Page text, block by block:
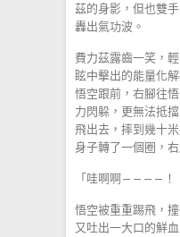
茲的身影，但也雙
轟出氣功波。
費力茲露齒一笑，
眩中擊出的能量化
悟空跟前，右腳往
力閃躲，更無法抵
飛出去，摔到幾十
身子轉了一個圈，
「哇啊啊————！
悟空被重重踢飛，
又吐出一大口的鮮